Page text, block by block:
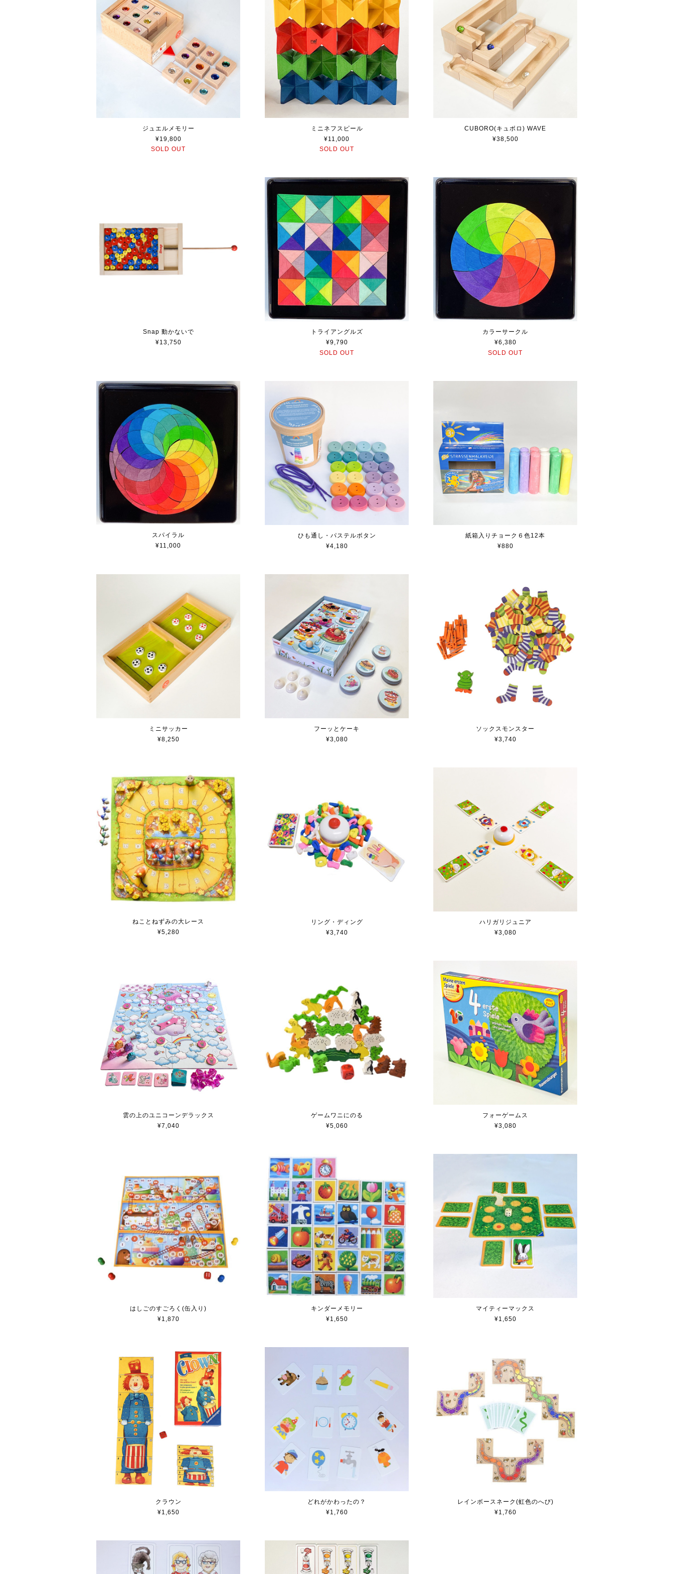
ジュエルメモリー
¥19,800
SOLD OUT
ミニネフスピール
¥11,000
SOLD OUT
CUBORO(キュボロ) WAVE
¥38,500
Snap 動かないで
¥13,750
トライアングルズ
¥9,790
SOLD OUT
カラーサークル
¥6,380
SOLD OUT
スパイラル
¥11,000
ひも通し・パステルボタン
¥4,180
紙箱入りチョーク６色12本
¥880
ミニサッカー
¥8,250
フーッとケーキ
¥3,080
ソックスモンスター
¥3,740
ねことねずみの大レース
¥5,280
リング・ディング
¥3,740
ハリガリジュニア
¥3,080
雲の上のユニコーンデラックス
¥7,040
ゲームワニにのる
¥5,060
フォーゲームス
¥3,080
はしごのすごろく(缶入り)
¥1,870
キンダーメモリー
¥1,650
マイティーマックス
¥1,650
クラウン
¥1,650
どれがかわったの？
¥1,760
レインボースネーク(虹色のへび)
¥1,760